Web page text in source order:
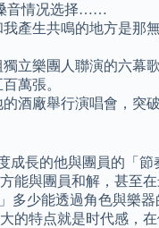
音情况选择……
產生共鳴的地方是那
立樂團人聯演的六幕歌
萬張。
酒廠舉行演唱會，突
成長的他與團員的「節
能與團員和解，甚至
多少能透過角色與樂器
的特点就是时代感，